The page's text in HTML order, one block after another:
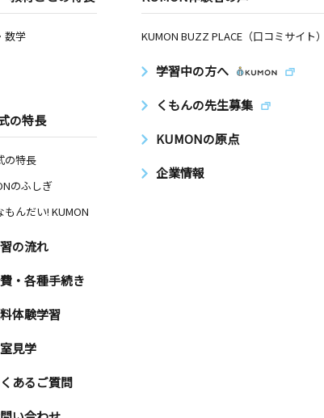
数学
の特長
の特長
のふしぎ
もんだい! KUMON
の流れ
・各種手続き
体験学習
見学
あるご質問
KUMON BUZZ PLACE（口コミサイト）
学習中の方へ
くもんの先生募集
KUMONの原点
企業情報